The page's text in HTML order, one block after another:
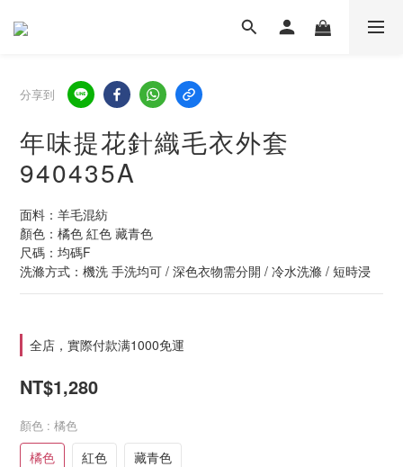
分享到
年味提花針織毛衣外套
940435A
面料：羊毛混紡
顏色：橘色 紅色 藏青色
尺碼：均碼F
洗滌方式：機洗 手洗均可 / 深色衣物需分開 / 冷水洗滌 / 短時浸
全店，實際付款满1000免運
NT$1,280
顏色 : 橘色
橘色 紅色 藏青色